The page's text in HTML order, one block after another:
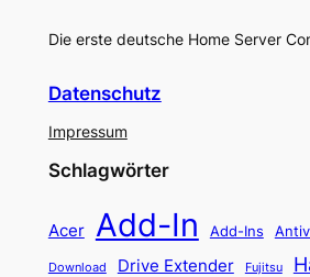
Die erste deutsche Home Server
Datenschutz
Impressum
Schlagwörter
Acer Add-In Add-Ins
Download Drive Extender Fujitsu